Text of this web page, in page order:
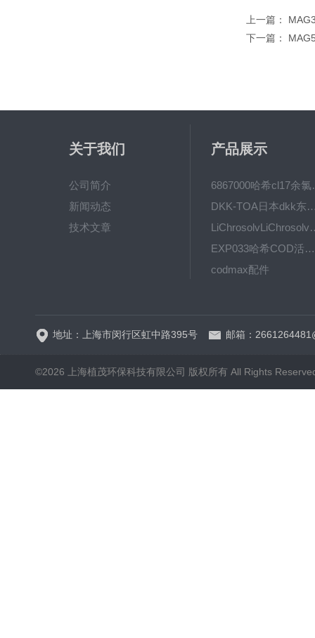
上一篇：
下一篇：
关于我们
公司简介
新闻动态
技术文章
产品展示
6867000
DKK-TOA日本dkk东亚电
EXP033哈希COD活塞泵价格 EXP033
codmax配件
地址：上海市闵行区虹中路395号 邮箱：
©2026 上海植茂环保科技有限公司 版权所有 All Rights